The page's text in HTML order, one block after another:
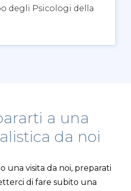
degli Psicologi della
a una
da noi
una visita da noi, preparati
di fare subito una